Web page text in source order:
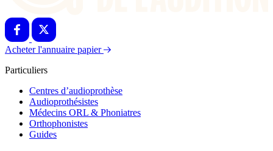
Acheter l'annuaire papier
Particuliers
Centres d’audioprothèse
Audioprothésistes
Médecins ORL & Phoniatres
Orthophonistes
Guides